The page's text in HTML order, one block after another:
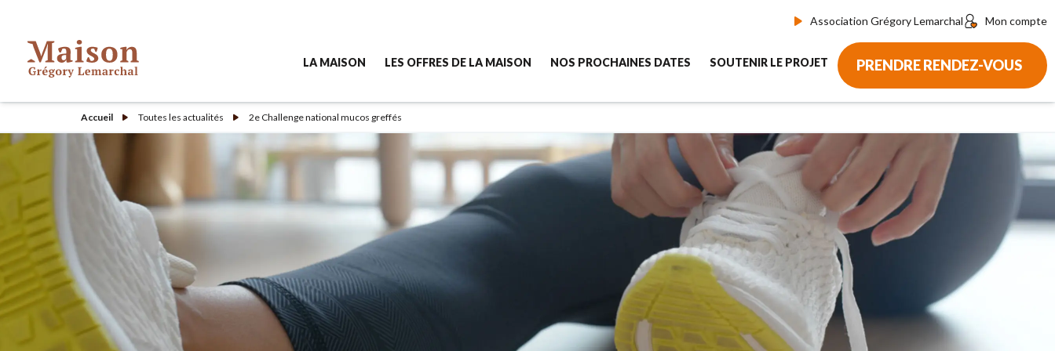
Association Grégory Lemarchal Mon compte
LA MAISON
Pourquoi cette Maison ?
À quoi ressemble la Maison ?
Contactez-nous
LES OFFRES DE LA MAISON
[New] Semaine Sport & Nutrition - 5 jours
Semaine Confiance & Émotions - 5 jours
Semaine Image de soi - 5 jours
Séjour Bien-être - 3 jours
----------------------------
NOS PROCHAINES DATES SOUTENIR LE PROJET PRENDRE RENDEZ-VOUS
Accueil Toutes les actualités 2e Challenge national mucos greffés